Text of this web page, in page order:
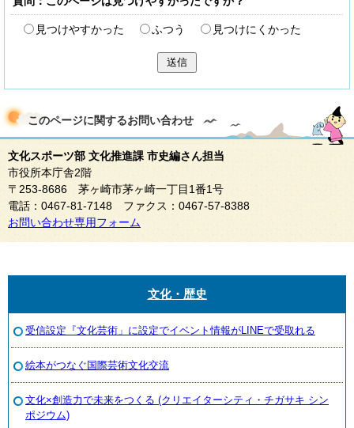
見つけやすかった ふつう 見つけにくかった
送信
このページに関するお問い合わせ
文化スポーツ部 文化推進課 市史編さん担当
市役所本庁舎2階
〒253-8686 茅ヶ崎市茅ヶ崎一丁目1番1号
電話：0467-81-7148 ファクス：0467-57-8388
お問い合わせ専用フォーム
文化・歴史
受信設定『文化芸術」に設定でイベント情報がLINEで受取れる
絵本がつなぐ国際芸術文化交流
文化×創造力で未来をつくる (クリエイターシティ・チガサキ シン
ポジウム)